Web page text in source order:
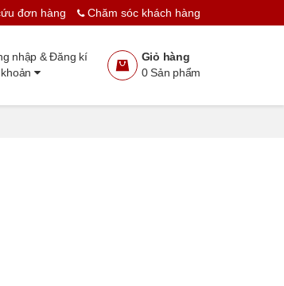
đơn hàng Chăm sóc khách hàng
Giỏ hàng
0Sản phẩm
nhập & Đăng kí
Đặt hàng Thêm vào giỏ